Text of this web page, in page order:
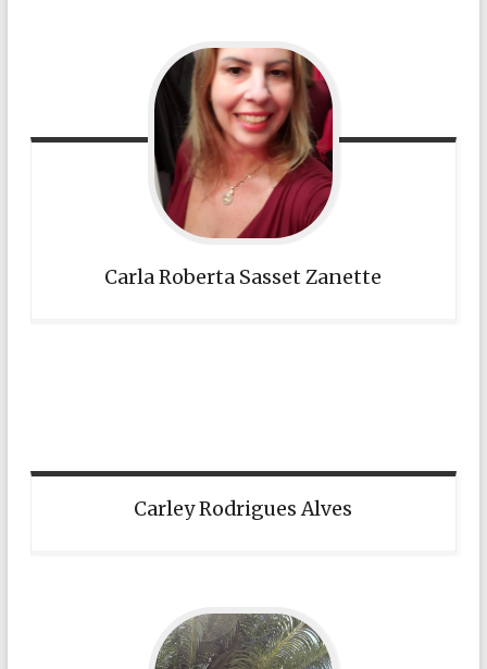
Carla Roberta Sasset Zanette
Carley Rodrigues Alves